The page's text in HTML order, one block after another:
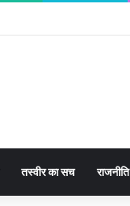
तस्वीर का सच राजनीति